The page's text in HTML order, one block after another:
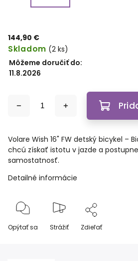
144,90 €
Skladom (2 ks)
Môžeme doručiť do:
11.8.2026
Volare Wish 16" FW detský bicykel –
chcú získať istotu v jazde a
samostatnosť.
Detailné informácie
Opýtať sa Strážiť Zdieľať